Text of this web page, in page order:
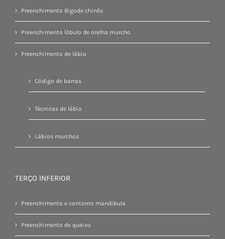
Preenchimento Bigode chinês
Preenchimento lóbulo de orelha murcho
Preenchimento de lábio
Código de barras
Técnicas de lábio
Lábios murchos
TERÇO INFERIOR
Preenchimento e contorno mandibula
Preenchimento de queixo